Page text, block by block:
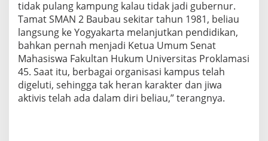
tidak pulang kampung kalau tidak jadi gubernur.
Tamat SMAN 2 Baubau sekitar tahun 1981, beliau
langsung ke Yogyakarta melanjutkan pendidikan,
bahkan pernah menjadi Ketua Umum Senat
Mahasiswa Fakultan Hukum Universitas Proklamasi
45. Saat itu, berbagai organisasi kampus telah
digeluti, sehingga tak heran karakter dan jiwa
aktivis telah ada dalam diri beliau,” terangnya.